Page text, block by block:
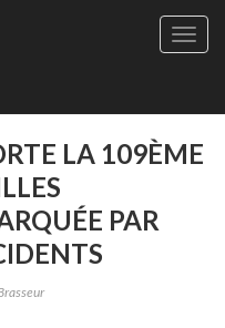
Site
-
LA 109ÈME
PAR